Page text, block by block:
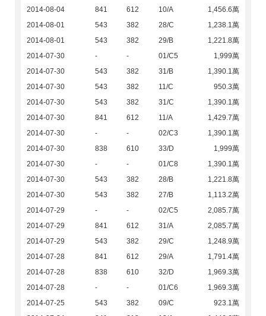
2014-08-04
841 612 10/A
1,456.6萬
2014-08-01
543 382 28/C
1,238.1萬
2014-08-01
543 382 29/B
1,221.8萬
2014-07-30
- - 01/C5
1,999萬
2014-07-30
543 382 31/B
1,390.1萬
2014-07-30
543 382 11/C
950.3萬
2014-07-30
543 382 31/C
1,390.1萬
2014-07-30
841 612 11/A
1,429.7萬
2014-07-30
- - 02/C3
1,390.1萬
2014-07-30
838 610 33/D
1,999萬
2014-07-30
- - 01/C8
1,390.1萬
2014-07-30
543 382 28/B
1,221.8萬
2014-07-30
543 382 27/B
1,113.2萬
2014-07-29
- - 02/C5
2,085.7萬
2014-07-29
841 612 31/A
2,085.7萬
2014-07-29
543 382 29/C
1,248.9萬
2014-07-28
841 612 29/A
1,791.4萬
2014-07-28
838 610 32/D
1,969.3萬
2014-07-28
- - 01/C6
1,969.3萬
2014-07-25
543 382 09/C
923.1萬